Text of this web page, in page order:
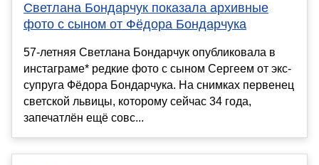
Светлана Бондарчук показала архивные
фото с сыном от Фёдора Бондарчука
57-летняя Светлана Бондарчук опубликовала в
инстаграме* редкие фото с сыном Сергеем от экс-
супруга Фёдора Бондарчука. На снимках первенец
светской львицы, которому сейчас 34 года,
запечатлён ещё совс...